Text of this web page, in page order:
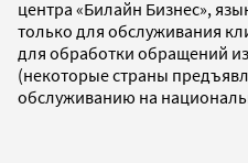
центра «Билайн Бизнес»,
только для обслуживания
для обработки обращений
(некоторые страны
обслуживанию на